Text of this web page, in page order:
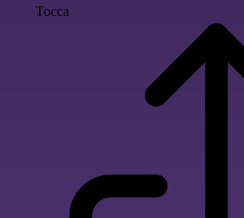
Tocca